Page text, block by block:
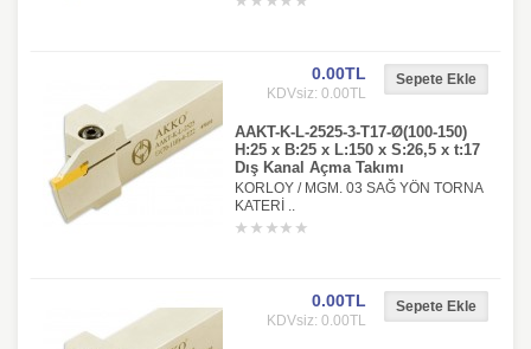
0.00TL
KDVsiz: 0.00TL
AAKT-K-L-2525-3-T17-Ø(100-150)
H:25 x B:25 x L:150 x S:26,5 x t:17
Dış Kanal Açma Takımı
KORLOY / MGM. 03 SAĞ YÖN TORNA
KATERİ ..
0.00TL
KDVsiz: 0.00TL